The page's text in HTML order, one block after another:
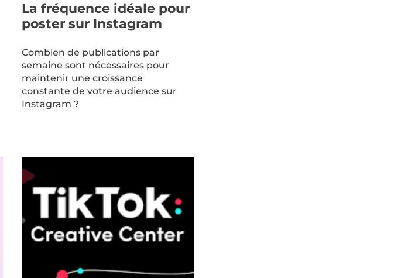
La fréquence idéale pour
poster sur Instagram
Combien de publications par
semaine sont nécessaires pour
maintenir une croissance
constante de votre audience sur
Instagram ?